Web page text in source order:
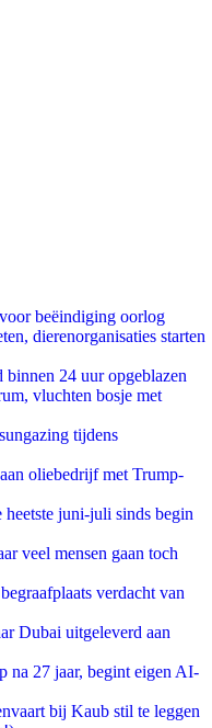
beëindiging oorlog
dierenorganisaties starten
24 uur opgeblazen
vluchten bosje met
tijdens
oliebedrijf met Trump-
juni-juli sinds begin
veel mensen gaan toch
verdacht van
Dubai uitgeleverd aan
na 27 jaar, begint eigen AI-
bij Kaub stil te leggen